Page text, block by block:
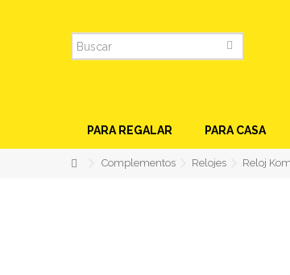
PARA REGALAR PARA CASA
Complementos Relojes Reloj